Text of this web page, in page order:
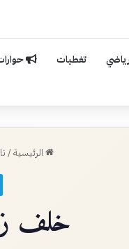
تغطيات
الرئيسية/
خلف